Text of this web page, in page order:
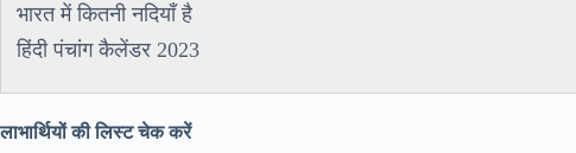
भारत में कितनी नदियाँ है
हिंदी पंचांग कैलेंडर 2023
लाभार्थियों की लिस्ट चेक करें